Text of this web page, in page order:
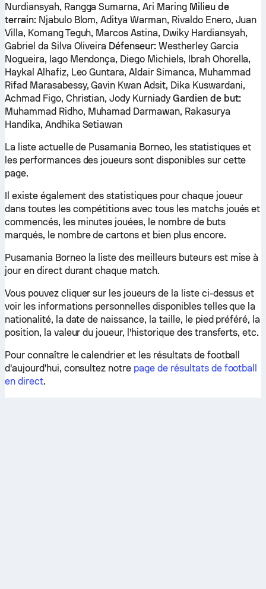
Nurdiansyah, Rangga Sumarna, Ari Maring Milieu de
terrain:Njabulo Blom, Aditya Warman, Rivaldo Enero, Juan
Villa, Komang Teguh, Marcos Astina, Dwiky Hardiansyah,
Gabriel da Silva Oliveira Défenseur: Westherley Garcia
Nogueira, Iago Mendonça, Diego Michiels, Ibrah Ohorella,
Haykal Alhafiz, Leo Guntara, Aldair Simanca, Muhammad
Rifad Marasabessy, Gavin Kwan Adsit, Dika Kuswardani,
Achmad Figo, Christian, Jody Kurniady Gardien de but:
Muhammad Ridho, Muhamad Darmawan, Rakasurya
Handika, Andhika Setiawan
La liste actuelle de Pusamania Borneo, les statistiques et
les performances des joueurs sont disponibles sur cette
page.
Il existe également des statistiques pour chaque joueur
dans toutes les compétitions avec tous les matchs joués et
commencés, les minutes jouées, le nombre de buts
marqués, le nombre de cartons et bien plus encore.
Pusamania Borneo la liste des meilleurs buteurs est mise à
jour en direct durant chaque match.
Vous pouvez cliquer sur les joueurs de la liste ci-dessus et
voir les informations personnelles disponibles telles que la
nationalité, la date de naissance, la taille, le pied préféré, la
position, la valeur du joueur, l'historique des transferts, etc.
Pour connaître le calendrier et les résultats de football
d'aujourd'hui, consultez notre page de résultats de football
en direct.